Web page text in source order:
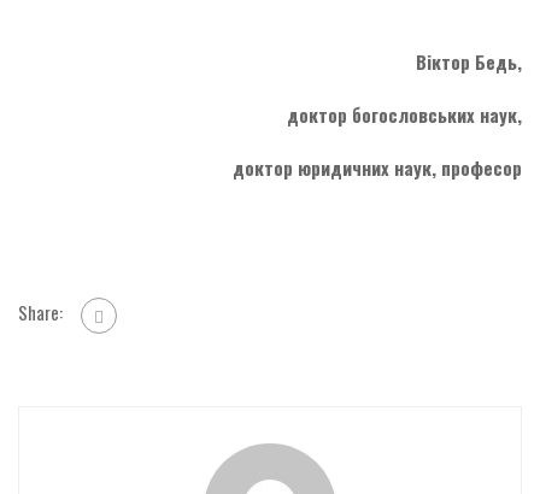
Віктор Бедь,
доктор богословських наук,
доктор юридичних наук, професор
Share: